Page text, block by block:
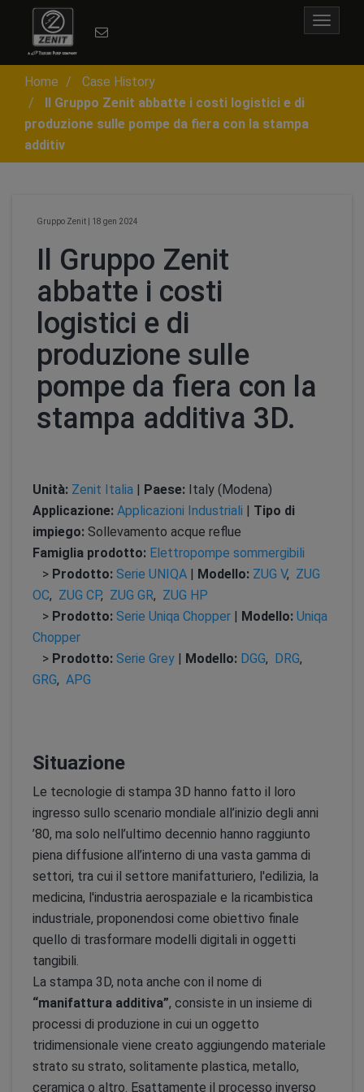
Toggle
Home
Case History
Il Gruppo Zenit abbatte i costi logistici e di
produzione sulle pompe da fiera con la stampa
additiv
Gruppo Zenit 18 gen 2024
Il Gruppo Zenit
abbatte i costi
logistici e di
produzione sulle
pompe da fiera con la
stampa additiva 3D.
Unità: Zenit Italia | Paese: Italy (Modena)
Applicazione: Applicazioni Industriali | Tipo di
impiego: Sollevamento acque reflue
Famiglia prodotto: Elettropompe sommergibili
> Prodotto: Serie UNIQA | Modello: ZUG V, ZUG
OC, ZUG CP, ZUG GR, ZUG HP
> Prodotto: Serie Uniqa Chopper | Modello: Uniqa
Chopper
> Prodotto: Serie Grey | Modello: DGG, DRG,
GRG, APG
Situazione
Le tecnologie di stampa 3D hanno fatto il loro
ingresso sullo scenario mondiale all’inizio degli anni
’80, ma solo nell’ultimo decennio hanno raggiunto
piena diffusione all’interno di una vasta gamma di
settori, tra cui il settore manifatturiero, l'edilizia, la
medicina, l'industria aerospaziale e la ricambistica
industriale, proponendosi come obiettivo finale
quello di trasformare modelli digitali in oggetti
tangibili.
La stampa 3D, nota anche con il nome di
“manifattura additiva”, consiste in un insieme di
processi di produzione in cui un oggetto
tridimensionale viene creato aggiungendo materiale
strato su strato, solitamente plastica, metallo,
ceramica o altro. Esattamente il processo inverso